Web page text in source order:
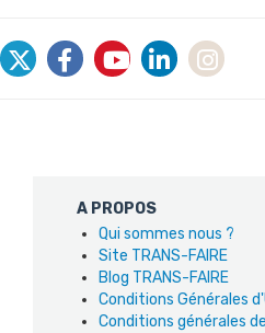
A PROPOS
Qui sommes nous ?
Site TRANS-FAIRE
Blog TRANS-FAIRE
Conditions Générales
Conditions générales